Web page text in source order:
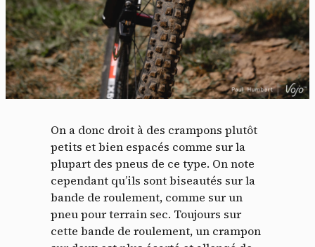
On a donc droit à des crampons plutôt
petits et bien espacés comme sur la
plupart des pneus de ce type. On note
cependant qu’ils sont biseautés sur la
bande de roulement, comme sur un
pneu pour terrain sec. Toujours sur
cette bande de roulement, un crampon